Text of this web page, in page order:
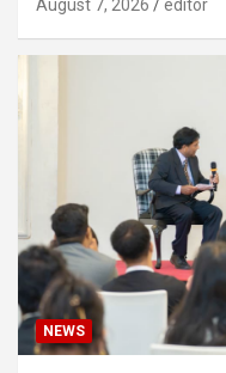
August 7, 2026 editor
NEWS